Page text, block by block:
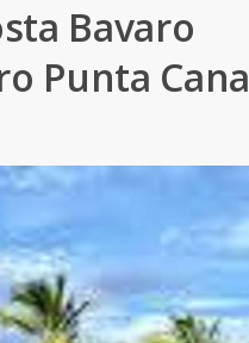
Bavaro
Punta Cana